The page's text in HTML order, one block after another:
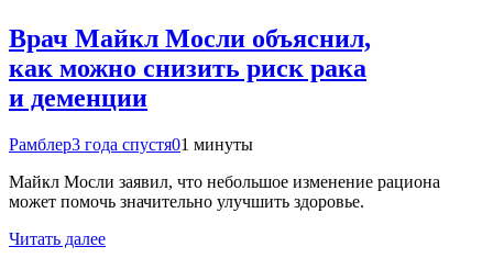
Врач Майкл Мосли объяснил,
как можно снизить риск рака
и деменции
Рамблер3 года спустя01 минуты
Майкл Мосли заявил, что небольшое изменение рациона
может помочь значительно улучшить здоровье.
Читать далее